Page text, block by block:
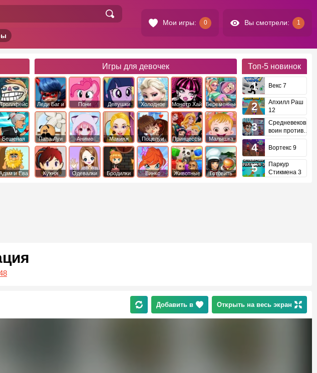
Мои игры: 0 Вы смотрели: 1
Троллфейс
квест
Бешеная
бабка
сбежала из
психушки
и Ева
Игры для девочек
Леди Баг и
Супер Кот
Пони
Дружба это
Девушки
Эквестрии
Холодное
Сердце
Монстр Хай Беременные
Папа Луи Аниме Макияж Поцелуи
Принцессы
Диснея
Малышка
Хейзел
Кухня
Одевалки Бродилки Винкс Животные
Готовить
Топ-5 новинок
Векс 7
Апхилл Раш
12
Средневековый
воин против
Вортекс 9
Паркур
Стикмена 3
Добавить в Открыть на весь экран